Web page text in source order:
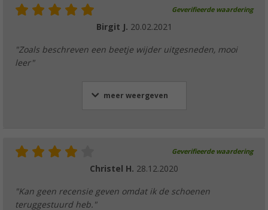
Geverifieerde waardering
Birgit J. 20.02.2021
"Zoals beschreven een beetje wijder uitgesneden, mooi
leer"
meer weergeven
Geverifieerde waardering
Christel H. 28.12.2020
"Kan geen recensie geven omdat ik de schoenen
teruggestuurd heb."